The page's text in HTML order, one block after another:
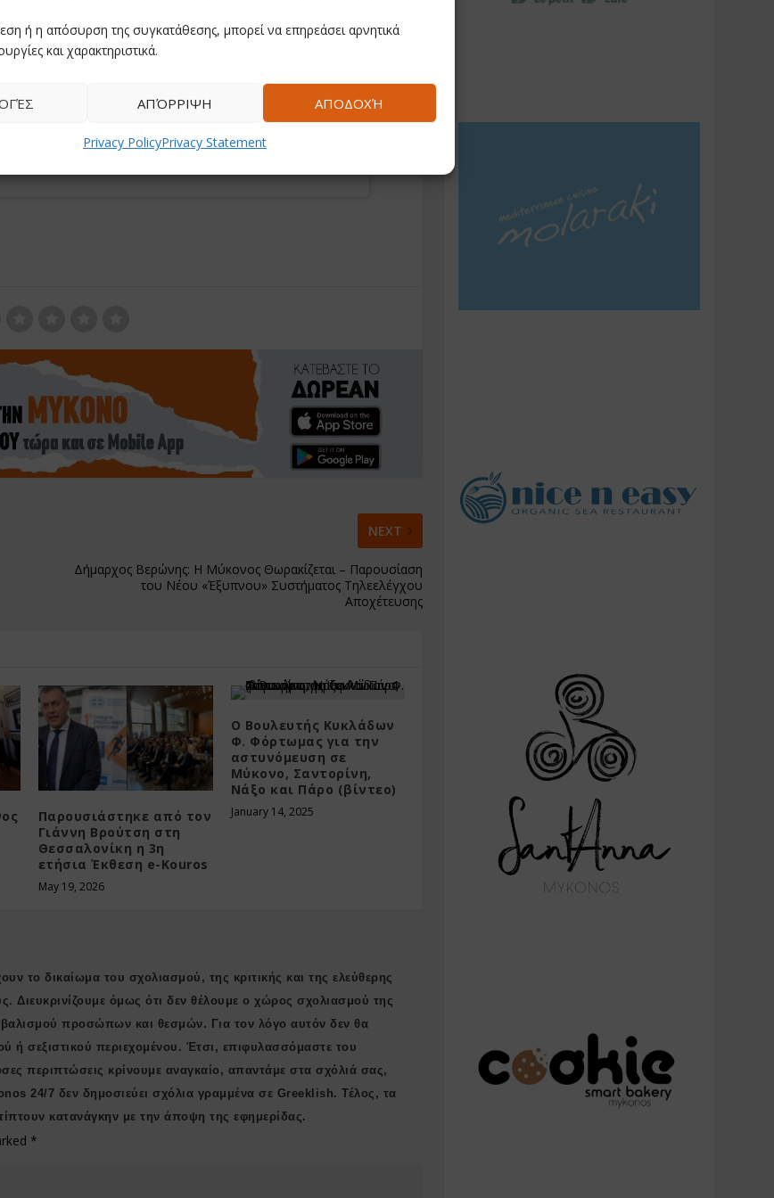
ή η απόσυρση της συγκατάθεσης, μπορεί να επηρεάσει αρνητικά
και χαρακτηριστικά.
ΑΠΟΔΟΧΉ
ΑΠΌΡΡΙΨΗ
Privacy PolicyPrivacy Statement
NEXT
Δήμαρχος Βερώνης: Η Μύκονος Θωρακίζεται – Παρουσίαση
του Νέου «Έξυπνου» Συστήματος Τηλεελέγχου
Αποχέτευσης
Παρουσιάστηκε από τον
Γιάννη Βρούτση στη
Θεσσαλονίκη η 3η
ετήσια Έκθεση e-Kouros
May 19, 2026
O Βουλευτής Κυκλάδων
Φ. Φόρτωμας για την
αστυνόμευση σε
Μύκονο, Σαντορίνη,
Νάξο και Πάρο (βίντεο)
January 14, 2025
το δικαίωμα του σχολιασμού, της κριτικής και της ελεύθερης
Διευκρινίζουμε όμως ότι δεν θέλουμε ο χώρος σχολιασμού της
προσώπων και θεσμών. Για τον λόγο αυτόν δεν θα
ή σεξιστικού περιεχομένου. Έτσι, επιφυλασσόμαστε του
περιπτώσεις κρίνουμε αναγκαίο, απαντάμε στα σχόλιά σας,
24/7 δεν δημοσιεύει σχόλια γραμμένα σε Greeklish. Τέλος, τα
κατανάγκην με την άποψη της εφημερίδας.
*